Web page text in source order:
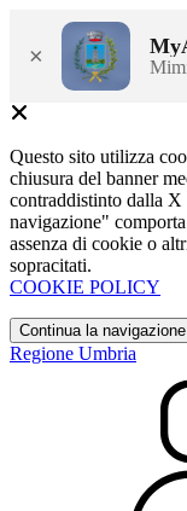
×
Questo sito utilizza
chiusura del banner
contraddistinto dalla
navigazione"
assenza di cookie o
sopracitati.
COOKIE POLICY
Continua la navigazione
Regione Umbria